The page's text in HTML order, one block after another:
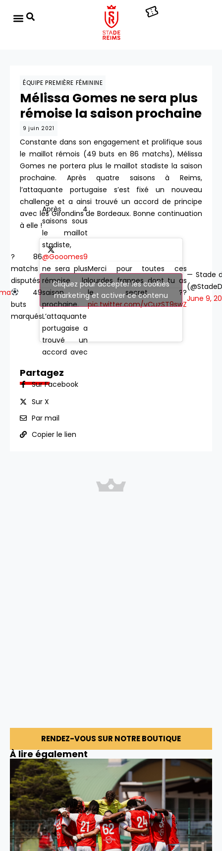
ÉQUIPE PREMIÈRE FÉMININE
Mélissa Gomes ne sera plus
rémoise la saison prochaine
9 juin 2021
Constante dans son engagement et prolifique sous
le maillot rémois (49 buts en 86 matchs), Mélissa
Gomes ne portera plus le maillot stadiste la saison
prochaine. Après quatre saisons à Reims,
l’attaquante portugaise s’est fixé un nouveau
challenge et a ainsi trouvé un accord de principe
avec les Girondins de Bordeaux. Bonne continuation
à elle !
? 86
matchs
disputés
49
buts
marqués
Après 4
saisons sous
le maillot
stadiste,
@Gooomes9
ne sera plus
rémoise la
saison
prochaine.
L’attaquante
portugaise a
trouvé un
accord avec
Merci pour toutes ces
lourdes frappes dont tu as
le secret ??
pic.twitter.com/vCuzST9swZ
— Stade
June 9,
Cliquez pour accepter les cookies
marketing et activer ce contenu
Partagez
Sur Facebook
Sur X
Par mail
Copier le lien
RENDEZ-VOUS SUR NOTRE BOUTIQUE
À lire également